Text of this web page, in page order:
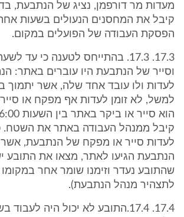
מעדות מר דורפמן, נציג של הנתבעת,
קיבל את המחסנים הנעולים בשעות
הפסקת העבודה של הפועלים במקום.
וסייר של הנתבעת היו עוברים באתר:
לעדות ולו עובד אחד שלה, אשר יתמוך
למשל, לא זומן לעדות אף מפקח או
קיבל ממנהל העבודה באתר את השטח.
לעדות סייר או מפקח של הנתבעת,
הנתבעת הגיעו לאתר, מצאו את התובע
לתצהיר מנהל הנתבעת).
17.4. 17.4.התובע לא יכול היה